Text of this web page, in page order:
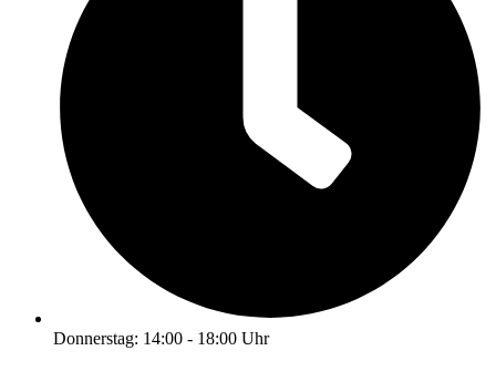
Donnerstag: 14:00 - 18:00 Uhr